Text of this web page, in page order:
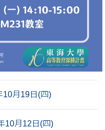
10月19日(四)
10月12日(四)